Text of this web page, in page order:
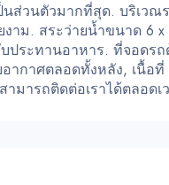
ส่วนตัวมากที่สุด. บริเวณ
าม. สระว่ายน้ำขนาด 6
ประทานอาหาร. ที่จอด
กาศตลอดทั้งหลัง, เนื้อที่
มารถติดต่อเราได้ตลอดเ